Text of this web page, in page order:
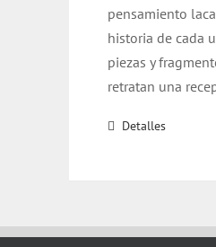
pensamiento
historia de cada
piezas y
retratan una
Detalles